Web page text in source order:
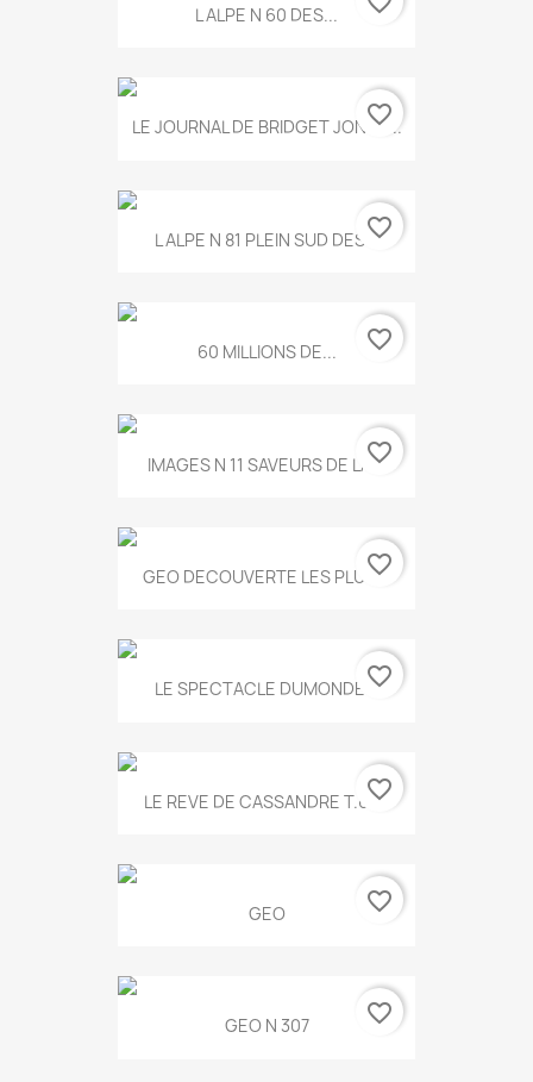
L ALPE N 60 DES...
LE JOURNAL DE BRIDGET JONES...
favorite_border
L ALPE N 81 PLEIN SUD DES...favorite_border
60 MILLIONS DE... favorite_border
IMAGES N 11 SAVEURS DE LA...
favorite_border
GEO DECOUVERTE LES PLUS...
favorite_border
LE SPECTACLE DUMONDE...favorite_border
LE REVE DE CASSANDRE T.634
favorite_border
GEO favorite_border
GEO N 307 favorite_border